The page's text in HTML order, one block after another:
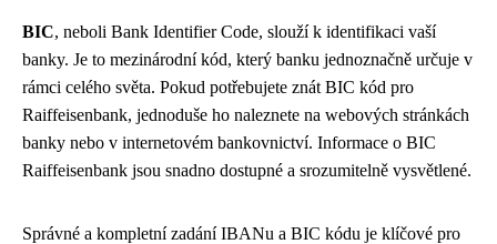
BIC, neboli Bank Identifier Code, slouží k identifikaci vaší
banky. Je to mezinárodní kód, který banku jednoznačně určuje v
rámci celého světa. Pokud potřebujete znát BIC kód pro
Raiffeisenbank, jednoduše ho naleznete na webových stránkách
banky nebo v internetovém bankovnictví. Informace o BIC
Raiffeisenbank jsou snadno dostupné a srozumitelně vysvětlené.
Správné a kompletní zadání IBANu a BIC kódu je klíčové pro